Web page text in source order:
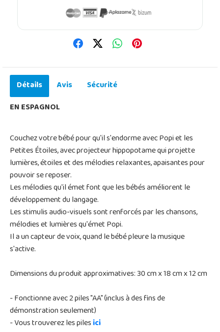
Détails Avis
Sécurité
EN ESPAGNOL
Couchez votre bébé pour qu'il s'endorme avec Popi et les
Petites Étoiles, avec projecteur hippopotame qui projette
lumières, étoiles et des mélodies relaxantes, apaisantes pour
pouvoir se reposer.
Les mélodies qu'il émet font que les bébés améliorent le
développement du langage.
Les stimulis audio-visuels sont renforcés par les chansons,
mélodies et lumières qu'émet Popi.
Il a un capteur de voix, quand le bébé pleure la musique
s'active.
Dimensions du produit approximatives: 30 cm x 18 cm x 12 cm
- Fonctionne avec 2 piles "AA" (inclus à des fins de
démonstration seulement)
- Vous trouverez les pilesici